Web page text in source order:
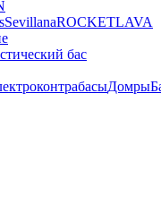
SevillanaROCKETLAVA
бас
Домры